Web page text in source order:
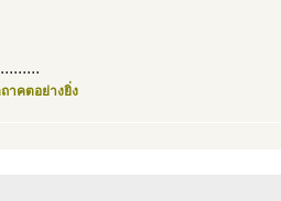
าคตอย่างยิ่ง